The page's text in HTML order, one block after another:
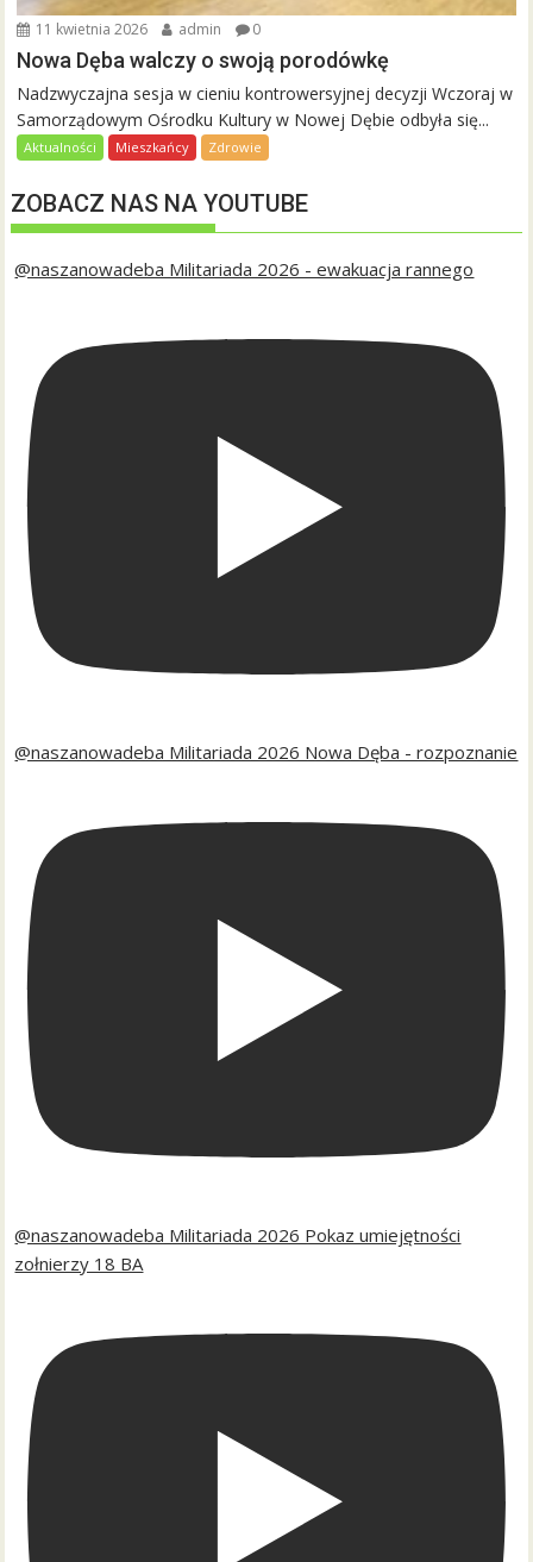
11 kwietnia 2026 admin 0
Nowa Dęba walczy o swoją porodówkę
Nadzwyczajna sesja w cieniu kontrowersyjnej decyzji Wczoraj w
Samorządowym Ośrodku Kultury w Nowej Dębie odbyła się...
Aktualności Mieszkańcy Zdrowie
ZOBACZ NAS NA YOUTUBE
@naszanowadeba Militariada 2026 - ewakuacja rannego
@naszanowadeba Militariada 2026 Nowa Dęba - rozpoznanie
@naszanowadeba Militariada 2026 Pokaz umiejętności
zołnierzy 18 BA